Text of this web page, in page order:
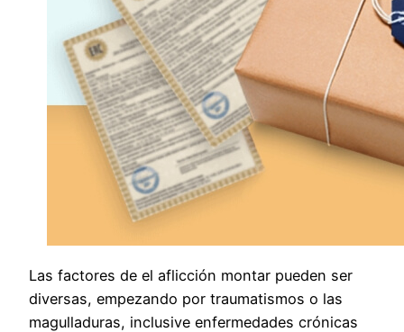
Las factores de el aflicción montar pueden ser
diversas, empezando por traumatismos o las
magulladuras, inclusive enfermedades crónicas